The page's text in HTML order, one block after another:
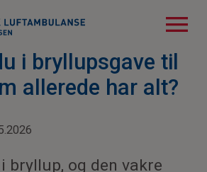
menu
i bryllupsgave til
allerede har alt?
bryllup, og den vakre